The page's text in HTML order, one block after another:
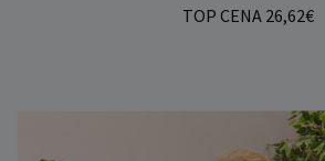
TOP CENA 26,62€